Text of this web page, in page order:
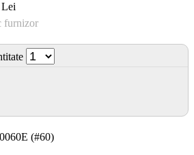
Lei
furnizor
(#60)